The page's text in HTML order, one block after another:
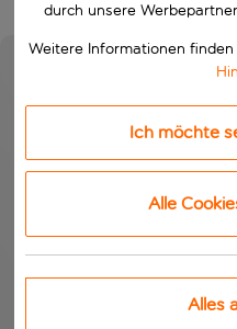
durch unsere
Weitere Informationen finden
Ich möchte
Alle
Alles